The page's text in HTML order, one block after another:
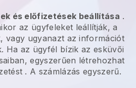
és előfizetések beállítása .
az ügyfeleket leállítják, a
vagy ugyanazt az információt
Ha az ügyfél bízik az esküvői
egyszerűen létrehozhat
. A számlázás egyszerű.